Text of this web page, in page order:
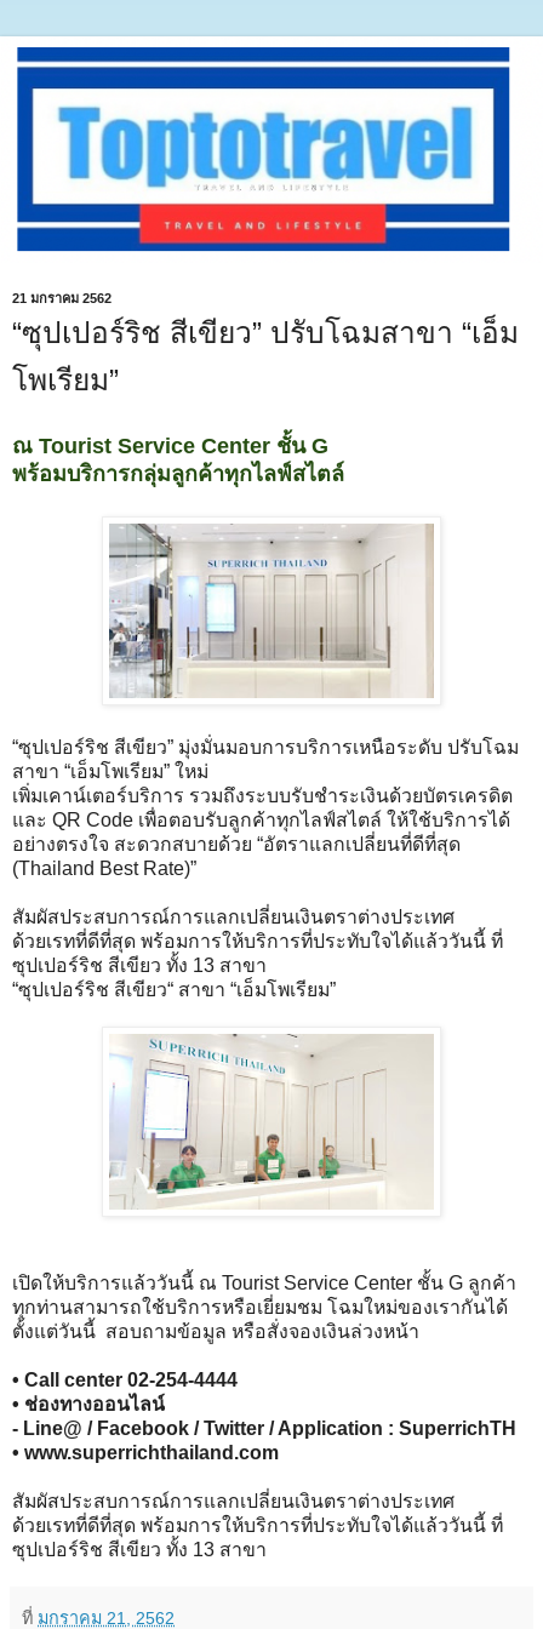
21 มกราคม 2562
“ซุปเปอร์ริช สีเขียว” ปรับโฉมสาขา “เอ็ม
โพเรียม”
ณ Tourist Service Center ชั้น G
พร้อมบริการกลุ่มลูกค้าทุกไลฟ์สไตล์
“ซุปเปอร์ริช สีเขียว” มุ่งมั่นมอบการบริการเหนือระดับ ปรับโฉม
สาขา “เอ็มโพเรียม” ใหม่
เพิ่มเคาน์เตอร์บริการ รวมถึงระบบรับชำระเงินด้วยบัตรเครดิต
และ QR Code เพื่อตอบรับลูกค้าทุกไลฟ์สไตล์ ให้ใช้บริการได้
อย่างตรงใจ สะดวกสบายด้วย “อัตราแลกเปลี่ยนที่ดีที่สุด
(Thailand Best Rate)”
สัมผัสประสบการณ์การแลกเปลี่ยนเงินตราต่างประเทศ
ด้วยเรทที่ดีที่สุด พร้อมการให้บริการที่ประทับใจได้แล้ววันนี้ ที่
ซุปเปอร์ริช สีเขียว ทั้ง 13 สาขา
“ซุปเปอร์ริช สีเขียว“ สาขา “เอ็มโพเรียม”
เปิดให้บริการแล้ววันนี้ ณ Tourist Service Center ชั้น G ลูกค้า
ทุกท่านสามารถใช้บริการหรือเยี่ยมชม โฉมใหม่ของเรากันได้
ตั้งแต่วันนี้ สอบถามข้อมูล หรือสั่งจองเงินล่วงหน้า
• Call center 02-254-4444
• ช่องทางออนไลน์
- Line@ / Facebook / Twitter / Application : SuperrichTH
• www.superrichthailand.com
สัมผัสประสบการณ์การแลกเปลี่ยนเงินตราต่างประเทศ
ด้วยเรทที่ดีที่สุด พร้อมการให้บริการที่ประทับใจได้แล้ววันนี้ ที่
ซุปเปอร์ริช สีเขียว ทั้ง 13 สาขา
ที่ มกราคม 21, 2562